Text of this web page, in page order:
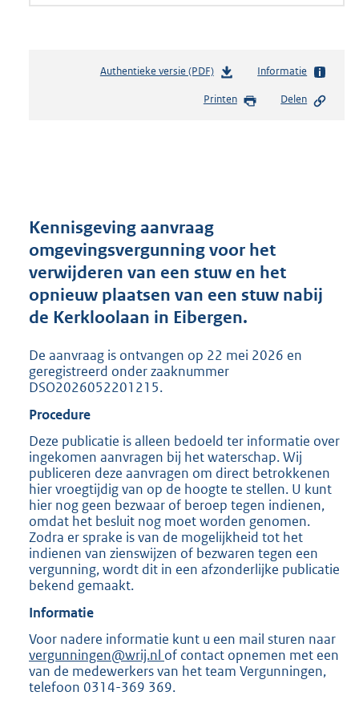
Authentieke versie (PDF)b
s
r
o
t
t
:
0
5
Informatie
Printen Delen
Kennisgeving aanvraag
omgevingsvergunning voor het
verwijderen van een stuw en het
opnieuw plaatsen van een stuw nabij
de Kerkloolaan in Eibergen.
De aanvraag is ontvangen op 22 mei 2026 en
geregistreerd onder zaaknummer
DSO2026052201215.
Procedure
Deze publicatie is alleen bedoeld ter informatie over
ingekomen aanvragen bij het waterschap. Wij
publiceren deze aanvragen om direct betrokkenen
hier vroegtijdig van op de hoogte te stellen. U kunt
hier nog geen bezwaar of beroep tegen indienen,
omdat het besluit nog moet worden genomen.
Zodra er sprake is van de mogelijkheid tot het
indienen van zienswijzen of bezwaren tegen een
vergunning, wordt dit in een afzonderlijke publicatie
bekend gemaakt.
Informatie
Voor nadere informatie kunt u een mail sturen naar
vergunningen@wrij.nl of contact opnemen met een
van de medewerkers van het team Vergunningen,
telefoon 0314-369 369.